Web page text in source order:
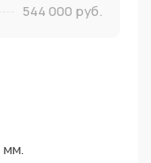
544 000 руб.
мм.